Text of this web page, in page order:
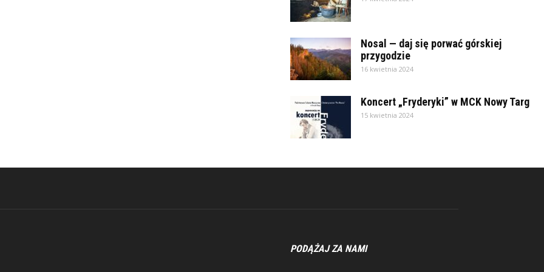
Nosal — daj się porwać górskiej
przygodzie
16 kwietnia 2024
Koncert „Fryderyki” w MCK Nowy Targ
15 kwietnia 2024
PODĄŻAJ ZA NAMI